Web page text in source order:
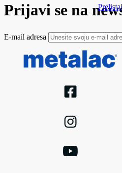
Prelistaj
Prijavi se na
E-mail adresa